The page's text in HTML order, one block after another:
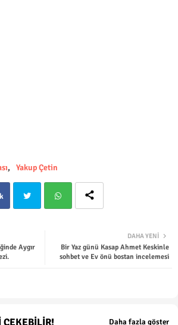
Yakup Çetin
ter tsap
DAHA YENI
Bir Yaz günü Kasap Ahmet Keskinle
sohbet ve Ev önü bostan incelemesi
Aygır
Daha fazla göster